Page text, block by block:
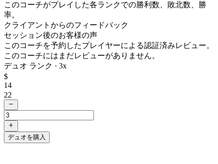
このコーチがプレイした各ランクでの勝利数、敗北数、勝
率。
クライアントからのフィードバック
セッション後のお客様の声
このコーチを予約したプレイヤーによる認証済みレビュー。
このコーチにはまだレビューがありません。
デュオ ランク · 3x
$
14
22
デュオを購入